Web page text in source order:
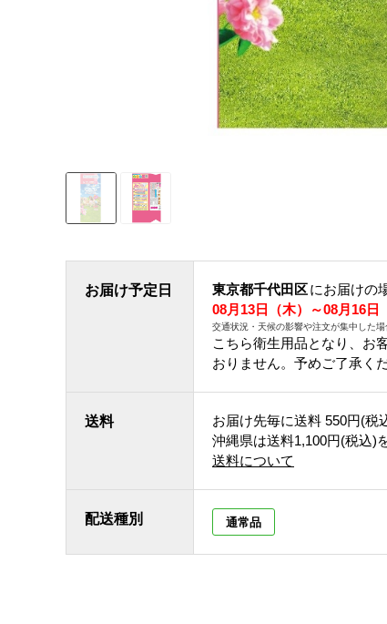
お届け予定日 東京都千代田区にお届けの
08月13日（木）～08月16日
交通状況・天候の影響や注文が集中した
こちら衛生用品となり、お
おりません。予めご了承く
送料 お届け先毎に送料 550円(税
沖縄県は送料1,100円(税込)
送料について
配送種別 通常品